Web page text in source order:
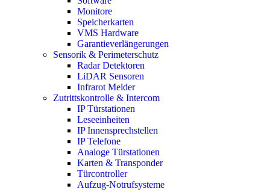
Monitore
Speicherkarten
VMS Hardware
Garantieverlängerungen
Sensorik & Perimeterschutz
Radar Detektoren
LiDAR Sensoren
Infrarot Melder
Zutrittskontrolle & Intercom
IP Türstationen
Leseeinheiten
IP Innensprechstellen
IP Telefone
Analoge Türstationen
Karten & Transponder
Türcontroller
Aufzug-Notrufsysteme